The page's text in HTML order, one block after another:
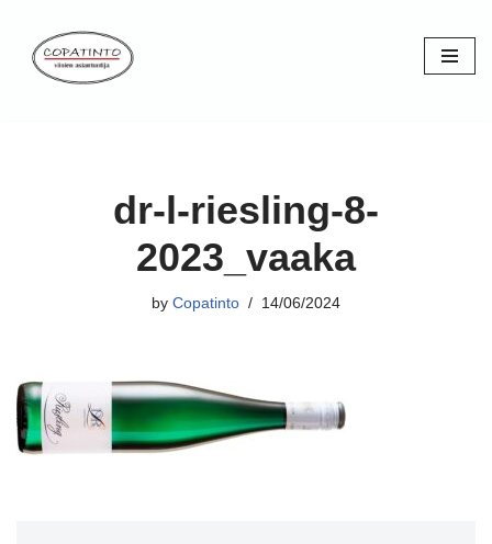
Skip
dr-l-riesling-8-
2023_vaaka
by Copatinto 14/06/2024